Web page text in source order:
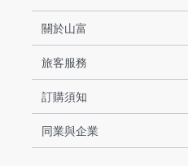
關於山富
旅客服務
訂購須知
同業與企業